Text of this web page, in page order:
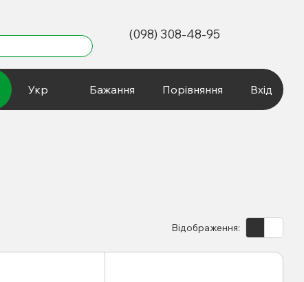
(098) 308-48-95
Укр Бажання Порівняння Вхід
Відображення: